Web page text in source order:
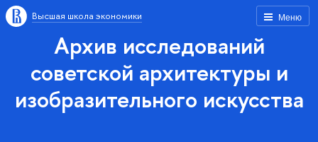
Меню
Высшая школа экономики
Архив исследований
советской архитектуры и
изобразительного искусства